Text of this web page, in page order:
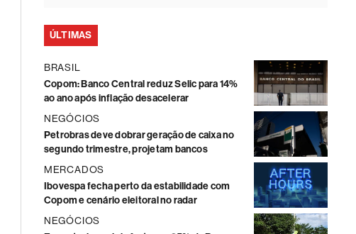
ÚLTIMAS
BRASIL
Copom: Banco Central reduz Selic para 14%
ao ano após inflação desacelerar
NEGÓCIOS
Petrobras deve dobrar geração de caixa no
segundo trimestre, projetam bancos
MERCADOS
Ibovespa fecha perto da estabilidade com
Copom e cenário eleitoral no radar
NEGÓCIOS